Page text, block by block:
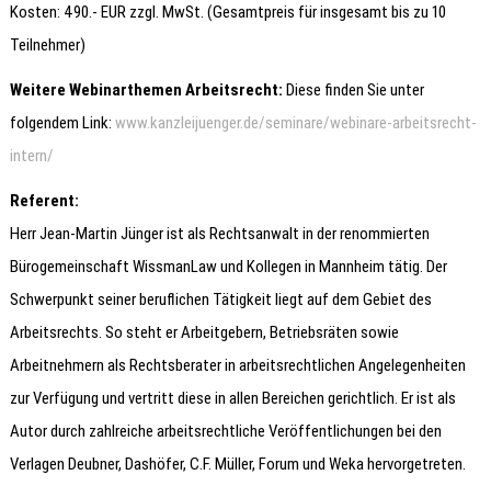
Kosten: 490.- EUR zzgl. MwSt. (Gesamtpreis für insgesamt bis zu 10
Teilnehmer)
Weitere Webinarthemen Arbeitsrecht:Diese finden Sie unter
folgendem Link:www.kanzleijuenger.de/seminare/webinare-arbeitsrecht-
intern/
Referent:
Herr Jean-Martin Jünger ist als Rechtsanwalt in der renommierten
Bürogemeinschaft WissmanLaw und Kollegen in Mannheim tätig. Der
Schwerpunkt seiner beruflichen Tätigkeit liegt auf dem Gebiet des
Arbeitsrechts. So steht er Arbeitgebern, Betriebsräten sowie
Arbeitnehmern als Rechtsberater in arbeitsrechtlichen Angelegenheiten
zur Verfügung und vertritt diese in allen Bereichen gerichtlich. Er ist als
Autor durch zahlreiche arbeitsrechtliche Veröffentlichungen bei den
Verlagen Deubner, Dashöfer, C.F. Müller, Forum und Weka hervorgetreten.